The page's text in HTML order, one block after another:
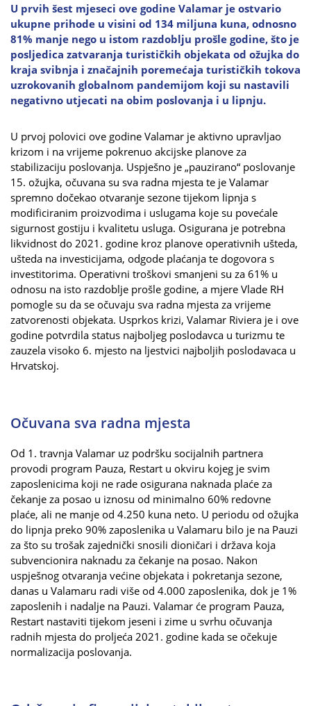
U prvih šest mjeseci ove godine Valamar je ostvario
ukupne prihode u visini od 134 miljuna kuna, odnosno
81% manje nego u istom razdoblju prošle godine, što je
posljedica zatvaranja turističkih objekata od ožujka do
kraja svibnja i značajnih poremećaja turističkih tokova
uzrokovanih globalnom pandemijom koji su nastavili
negativno utjecati na obim poslovanja i u lipnju.
U prvoj polovici ove godine Valamar je aktivno upravljao
krizom i na vrijeme pokrenuo akcijske planove za
stabilizaciju poslovanja. Uspješno je „pauzirano“ poslovanje
15. ožujka, očuvana su sva radna mjesta te je Valamar
spremno dočekao otvaranje sezone tijekom lipnja s
modificiranim proizvodima i uslugama koje su povećale
sigurnost gostiju i kvalitetu usluga. Osigurana je potrebna
likvidnost do 2021. godine kroz planove operativnih ušteda,
ušteda na investicijama, odgode plaćanja te dogovora s
investitorima. Operativni troškovi smanjeni su za 61% u
odnosu na isto razdoblje prošle godine, a mjere Vlade RH
pomogle su da se očuvaju sva radna mjesta za vrijeme
zatvorenosti objekata. Usprkos krizi, Valamar Riviera je i ove
godine potvrdila status najboljeg poslodavca u turizmu te
zauzela visoko 6. mjesto na ljestvici najboljih poslodavaca u
Hrvatskoj.
Očuvana sva radna mjesta
Od 1. travnja Valamar uz podršku socijalnih partnera
provodi program Pauza, Restart u okviru kojeg je svim
zaposlenicima koji ne rade osigurana naknada plaće za
čekanje za posao u iznosu od minimalno 60% redovne
plaće, ali ne manje od 4.250 kuna neto. U periodu od ožujka
do lipnja preko 90% zaposlenika u Valamaru bilo je na Pauzi
za što su trošak zajednički snosili dioničari i država koja
subvencionira naknadu za čekanje na posao. Nakon
uspješnog otvaranja većine objekata i pokretanja sezone,
danas u Valamaru radi više od 4.000 zaposlenika, dok je 1%
zaposlenih i nadalje na Pauzi. Valamar će program Pauza,
Restart nastaviti tijekom jeseni i zime u svrhu očuvanja
radnih mjesta do proljeća 2021. godine kada se očekuje
normalizacija poslovanja.